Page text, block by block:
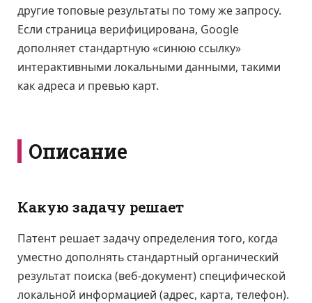
другие топовые результаты по тому же запросу.
Если страница верифицирована, Google
дополняет стандартную «синюю ссылку»
интерактивными локальными данными, такими
как адреса и превью карт.
Описание
Какую задачу решает
Патент решает задачу определения того, когда
уместно дополнять стандартный органический
результат поиска (веб-документ) специфической
локальной информацией (адрес, карта, телефон).